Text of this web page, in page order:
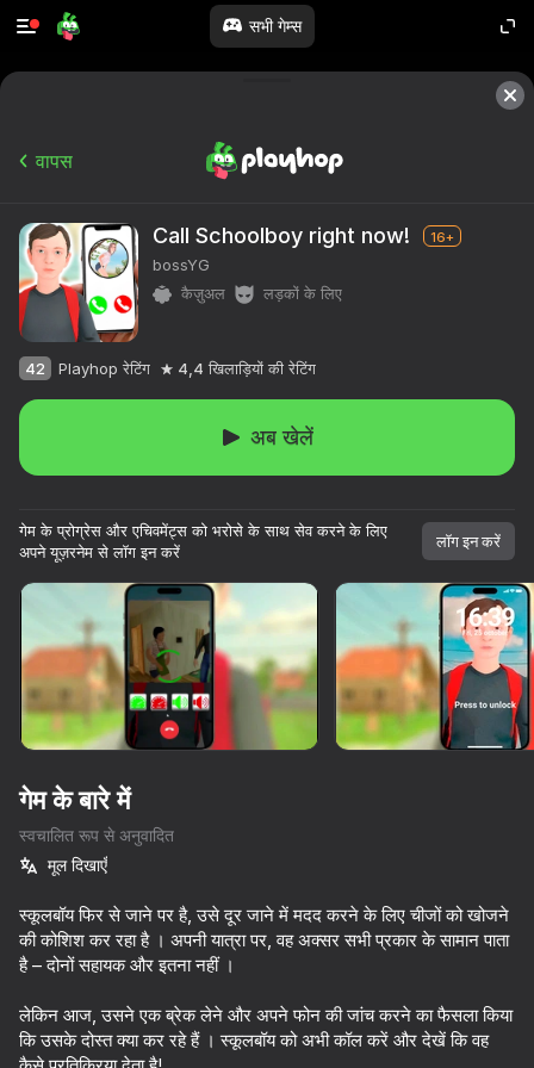
सभी गेम्स
My Resale. Cases and sales
72
Security Guard Simulator
57
Call Booba
55
School
46
वापस
Call Schoolboy right now! 16+
bossYG
कैज़ुअल
लड़कों के लिए
42 Playhop रेटिंग 4,4 खिलाड़ियों की रेटिंग
अब खेलें
गेम के प्रोग्रेस और एचिवमेंट्स को भरोसे के साथ सेव करने के लिए
अपने यूज़रनेम से लॉग इन करें
लॉग इन करें
गेम के बारे में
स्वचालित रूप से अनुवादित
मूल दिखाएँ
स्कूलबॉय फिर से जाने पर है, उसे दूर जाने में मदद करने के लिए चीजों को खोजने
की कोशिश कर रहा है । अपनी यात्रा पर, वह अक्सर सभी प्रकार के सामान पाता
है – दोनों सहायक और इतना नहीं ।
लेकिन आज, उसने एक ब्रेक लेने और अपने फोन की जांच करने का फैसला किया
कि उसके दोस्त क्या कर रहे हैं । स्कूलबॉय को अभी कॉल करें और देखें कि वह